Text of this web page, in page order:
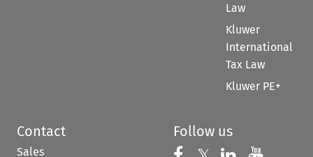
Law
Kluwer
International
Tax Law
Kluwer PE+
Contact
Sales
Follow us